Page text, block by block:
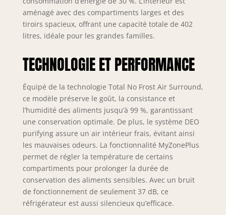
dans votre
congélateur,
protégeant ainsi
vos aliments
les pertes
d'énergie inutiles.
jamais besoin de
dégivrer votre
congélateur.
Entretenir votre
congélateur n'a
jamais été aussi
simple !
aménagé avec des compartiments larges et des
tiroirs spacieux, offrant une capacité totale de 402
litres, idéale pour les grandes familles.
TECHNOLOGIE ET PERFORMANCE
Équipé de la technologie Total No Frost Air Surround,
ce modèle préserve le goût, la consistance et
l’humidité des aliments jusqu’à 99 %, garantissant
une conservation optimale. De plus, le système DEO
purifying assure un air intérieur frais, évitant ainsi
les mauvaises odeurs. La fonctionnalité MyZonePlus
permet de régler la température de certains
compartiments pour prolonger la durée de
conservation des aliments sensibles. Avec un bruit
de fonctionnement de seulement 37 dB, ce
réfrigérateur est aussi silencieux qu’efficace.